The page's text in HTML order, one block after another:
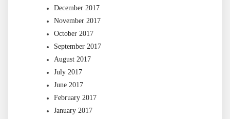
December 2017
November 2017
October 2017
September 2017
August 2017
July 2017
June 2017
February 2017
January 2017